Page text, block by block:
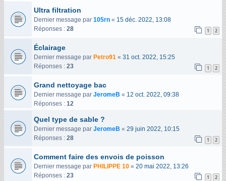
Ultra filtration
Dernier message par 105rn « 15 déc. 2022, 13:08
Réponses : 28 1 2
Éclairage
Dernier message par Petro91 « 31 oct. 2022, 15:25
Réponses : 23 1 2
Grand nettoyage bac
Dernier message par JeromeB « 12 oct. 2022, 09:38
Réponses : 12
Quel type de sable ?
Dernier message par JeromeB « 29 juin 2022, 10:15
Réponses : 28 1 2
Comment faire des envois de poisson
Dernier message par PHILIPPE 10 « 20 mai 2022, 13:26
Réponses : 23 1 2